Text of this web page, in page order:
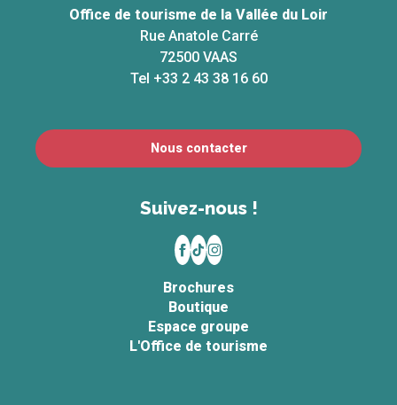
Office de tourisme de la Vallée du Loir
Rue Anatole Carré
72500 VAAS
Tel +33 2 43 38 16 60
Nous contacter
Suivez-nous !
Brochures
Boutique
Espace groupe
L'Office de tourisme